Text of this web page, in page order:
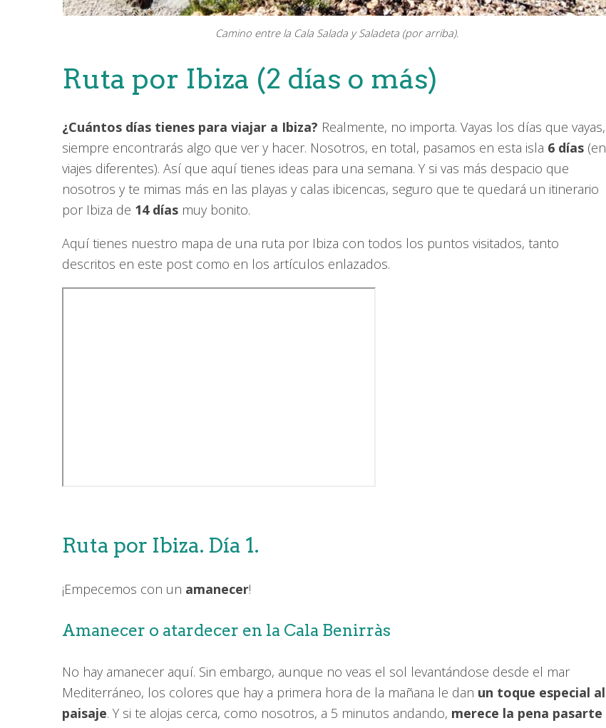
Camino entre la Cala Salada y Saladeta (por arriba).
Ruta por Ibiza (2 días o más)
¿Cuántos días tienes para viajar a Ibiza? Realmente, no importa. Vayas los días que vayas,
siempre encontrarás algo que ver y hacer. Nosotros, en total, pasamos en esta isla 6 días (en
viajes diferentes). Así que aquí tienes ideas para una semana. Y si vas más despacio que
nosotros y te mimas más en las playas y calas ibicencas, seguro que te quedará un itinerario
por Ibiza de 14 días muy bonito.
Aquí tienes nuestro mapa de una ruta por Ibiza con todos los puntos visitados, tanto
descritos en este post como en los artículos enlazados.
Ruta por Ibiza. Día 1.
¡Empecemos con un amanecer!
Amanecer o atardecer en la Cala Benirràs
No hay amanecer aquí. Sin embargo, aunque no veas el sol levantándose desde el mar
Mediterráneo, los colores que hay a primera hora de la mañana le dan un toque especial al
paisaje. Y si te alojas cerca, como nosotros, a 5 minutos andando, merece la pena pasarte